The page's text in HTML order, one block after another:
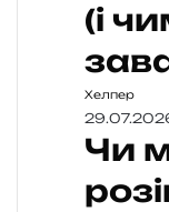
(і
Хелпер
Чи